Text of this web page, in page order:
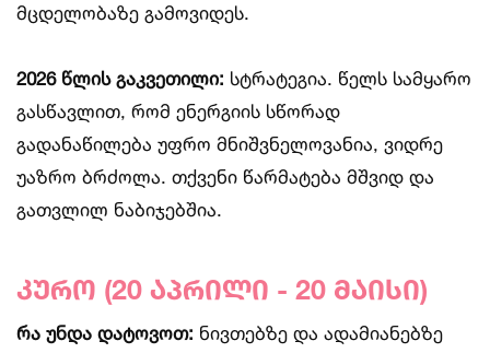
მცდელობაზე გამოვიდეს.
2026 წლის გაკვეთილი: სტრატეგია. წელს სამყარო
გასწავლით, რომ ენერგიის სწორად
გადანაწილება უფრო მნიშვნელოვანია, ვიდრე
უაზრო ბრძოლა. თქვენი წარმატება მშვიდ და
გათვლილ ნაბიჯებშია.
კურო (20 აპრილი - 20 მაისი)
რა უნდა დატოვოთ: ნივთებზე და ადამიანებზე